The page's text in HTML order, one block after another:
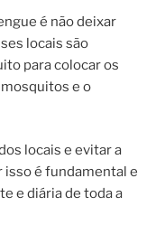
é não deixar
locais são
para colocar os
e o
locais e evitar a
isso é fundamental e
e diária de toda a